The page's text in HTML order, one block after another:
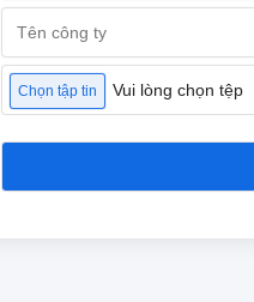
Chọn tập tin Vui lòng chọn tệp